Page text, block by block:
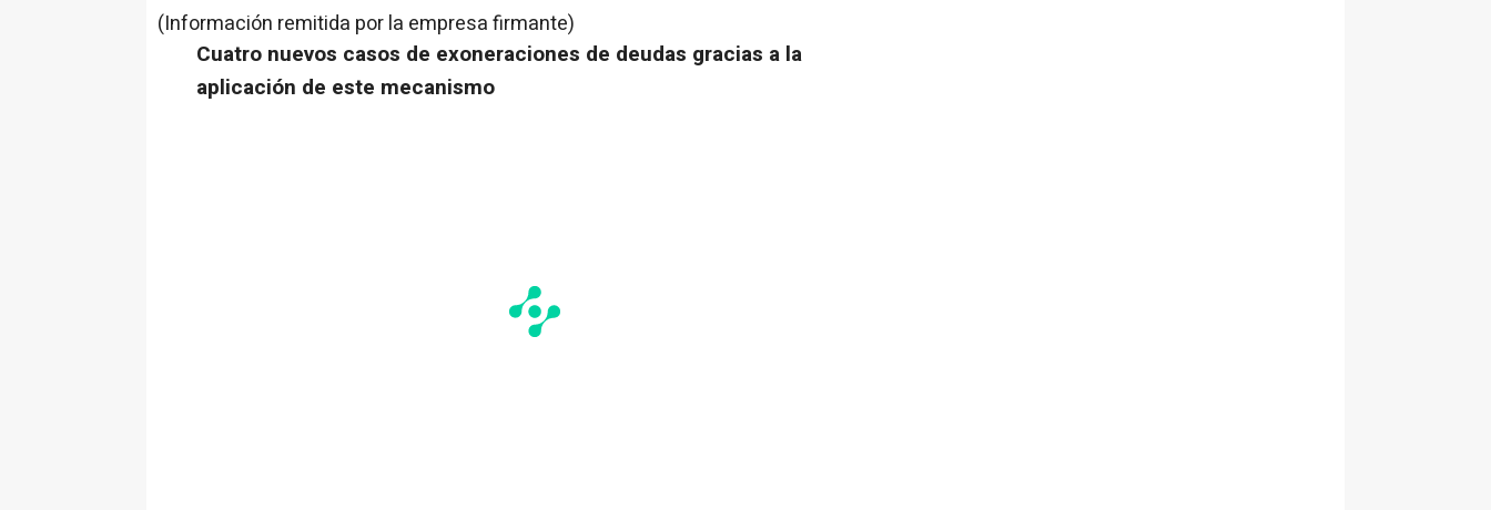
(Información remitida por la empresa firmante)
Cuatro nuevos casos de exoneraciones de deudas gracias a la
aplicación de este mecanismo